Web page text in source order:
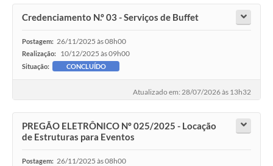
Credenciamento N.º 03 - Serviços de Buffet
Postagem: 26/11/2025 às 08h00
Realização: 10/12/2025 às 09h00
Situação: CONCLUÍDO
Atualizado em: 28/07/2026 às 13h32
PREGÃO ELETRÔNICO Nº 025/2025 - Locação
de Estruturas para Eventos
Postagem: 26/11/2025 às 08h00